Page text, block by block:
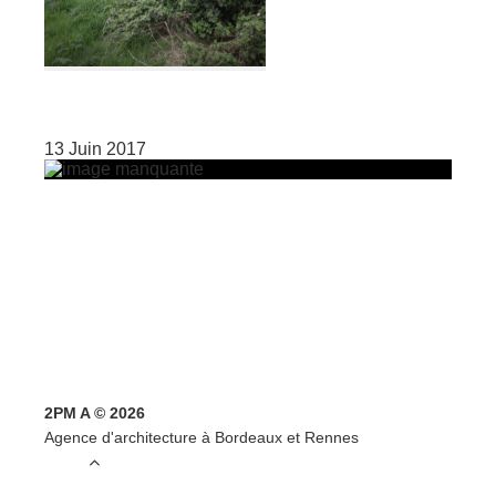
13 Juin 2017
2PM A © 2026
Agence d'architecture à Bordeaux et Rennes
